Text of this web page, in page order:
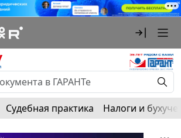
Судебная практика Налоги и